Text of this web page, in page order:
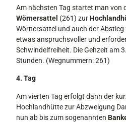
Am nächsten Tag startet man von
Wörnersattel (261) zur
Wörnersattel und auch der
etwas anspruchsvol­ler und
Schwindelfreiheit. Die Gehzeit am
Stunden. (Wegnummern: 261)
4. Tag
Am vierten Tag erfolgt dann der
Hochlandhütte zur Ab­zweigung
nun ab bis zum sogenannten